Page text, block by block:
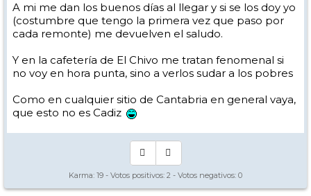
A mi me dan los buenos días al llegar y si se los doy yo
(costumbre que tengo la primera vez que paso por
cada remonte) me devuelven el saludo.
Y en la cafetería de El Chivo me tratan fenomenal si
no voy en hora punta, sino a verlos sudar a los pobres
Como en cualquier sitio de Cantabria en general vaya,
que esto no es Cadiz
Karma: 19 - Votos positivos: 2 - Votos negativos: 0